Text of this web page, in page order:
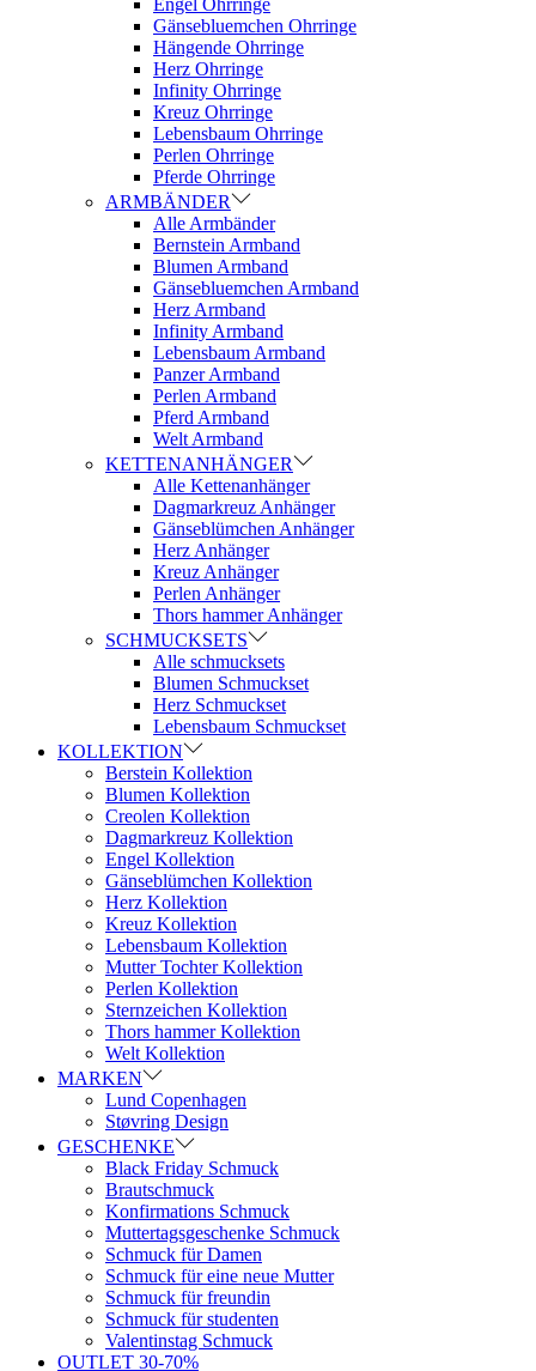
Engel Ohrringe
Gänsebluemchen Ohrringe
Hängende Ohrringe
Herz Ohrringe
Infinity Ohrringe
Kreuz Ohrringe
Lebensbaum Ohrringe
Perlen Ohrringe
Pferde Ohrringe
ARMBÄNDER
Alle Armbänder
Bernstein Armband
Blumen Armband
Gänsebluemchen Armband
Herz Armband
Infinity Armband
Lebensbaum Armband
Panzer Armband
Perlen Armband
Pferd Armband
Welt Armband
KETTENANHÄNGER
Alle Kettenanhänger
Dagmarkreuz Anhänger
Gänseblümchen Anhänger
Herz Anhänger
Kreuz Anhänger
Perlen Anhänger
Thors hammer Anhänger
SCHMUCKSETS
Alle schmucksets
Blumen Schmuckset
Herz Schmuckset
Lebensbaum Schmuckset
KOLLEKTION
Berstein Kollektion
Blumen Kollektion
Creolen Kollektion
Dagmarkreuz Kollektion
Engel Kollektion
Gänseblümchen Kollektion
Herz Kollektion
Kreuz Kollektion
Lebensbaum Kollektion
Mutter Tochter Kollektion
Perlen Kollektion
Sternzeichen Kollektion
Thors hammer Kollektion
Welt Kollektion
MARKEN
Lund Copenhagen
Støvring Design
GESCHENKE
Black Friday Schmuck
Brautschmuck
Konfirmations Schmuck
Muttertagsgeschenke Schmuck
Schmuck für Damen
Schmuck für eine neue Mutter
Schmuck für freundin
Schmuck für studenten
Valentinstag Schmuck
OUTLET 30-70%